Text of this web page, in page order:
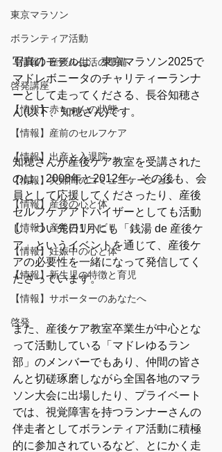
東京マラソン
ボランティア活動
【情報】産後の生活の準備
啓発講座
【情報】赤ちゃんの状態
【情報】産前のセルフケア
【情報】出産と入退院
【情報】夫婦間のコミュニケーション
【情報】産後の心と体
【情報】産後のリハビリ
【情報】妊娠中の心と体
【情報】新生児の特徴と育児
【情報】サポーターのあなたへ
啓発
写真のモデルは、東京マラソン2025で
マドレボニータのチャリティーランナ
ーとして走ってくださる、長谷知穂さ
ん(以下、知穂さん)です。
知穂さんが産後ケア教室を受講された
のは、2008年と2012年。その後も、会
員として応援してくださったり、産後
セルフケアアドバイザーとしても活動
し、つい先日1月にも「銭湯 de 産後ケ
ア」というイベントを通じて、産後ケ
アの必要性を一緒になって発信してく
ださっています。
また、産後ケア教室卒業生が中心とな
って活動している「マドレゆるラン
部」のメンバーでもあり、仲間の皆さ
んと切磋琢磨しながら全国各地のマラ
ソン大会に出場したり、プライベート
では、視覚障害を持つランナーさんの
伴走者としてボランティア活動に積極
的に参加されているなど、とにかく走